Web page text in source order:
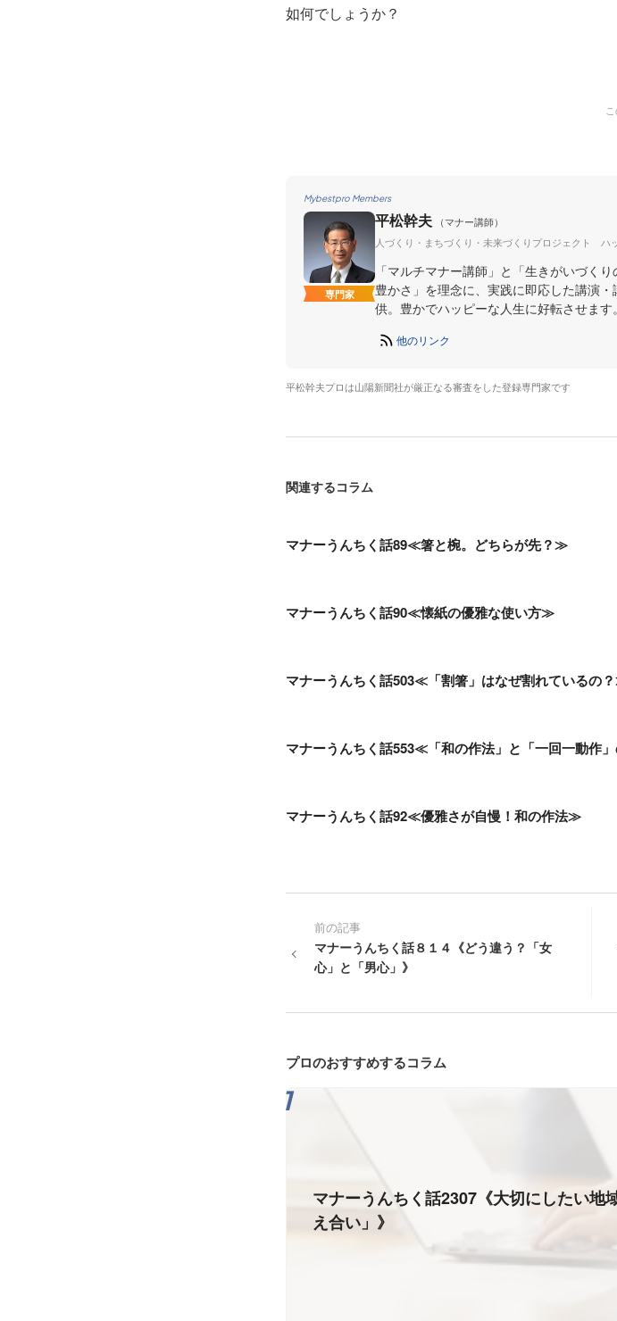
如何でしょうか？
Mybestpro Members
専門家
平松幹夫
（マナー講師）
人づくり・まちづくり・未来づくりプロジェクト ハ
「マルチマナー講師」と「生きがいづく
豊かさ」を理念に、実践に即応した講演
供。豊かでハッピーな人生に好転させます。
他のリンク
平松幹夫プロは山陽新聞社が厳正なる審査をした登録専門家です
関連するコラム
マナーうんちく話89≪箸と椀。どちらが先？≫
マナーうんちく話90≪懐紙の優雅な使い方≫
マナーうんちく話503≪「割箸」はなぜ割れているの
マナーうんちく話553≪「和の作法」と「一回一動作
マナーうんちく話92≪優雅さが自慢！和の作法≫
前の記事
マナーうんちく話８１４《どう違う？「女
心」と「男心」》
プロのおすすめするコラム
マナーうんちく話2307《大切にしたい地
え合い」》